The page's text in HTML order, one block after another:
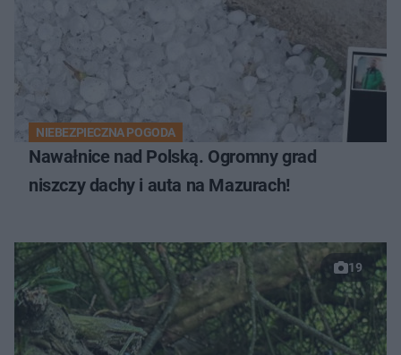
NIEBEZPIECZNA POGODA
Nawałnice nad Polską. Ogromny grad
niszczy dachy i auta na Mazurach!
19